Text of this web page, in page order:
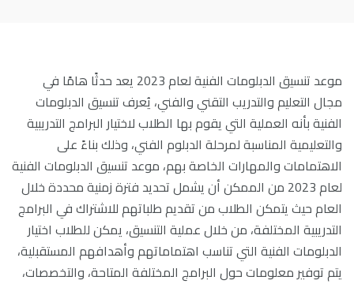
موعد تنسيق الدبلومات الفنية لعام 2023 يعد حدثًا هامًا في
مجال التعليم والتدريب التقني والفني، يُعرف تنسيق الدبلومات
الفنية بأنه العملية التي يقوم بها الطلاب لاختيار البرامج التدريبية
والتعليمية المناسبة لمرحلة الدبلوم الفني، وذلك بناءً على
الاهتمامات والمهارات الخاصة بهم، موعد تنسيق الدبلومات الفنية
لعام 2023 من الممكن أن يشمل تحديد فترة زمنية محددة خلال
العام حيث يتمكن الطلاب من تقديم طلباتهم للاشتراك في البرامج
التدريبية المختلفة، من خلال عملية التنسيق، يمكن للطلاب اختيار
الدبلومات الفنية التي تناسب اهتماماتهم وأهدافهم المستقبلية،
يتم توفير معلومات حول البرامج المختلفة المتاحة، والتخصصات،